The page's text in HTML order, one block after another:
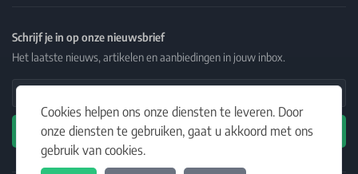
Cookies helpen ons onze diensten te leveren. Door
onze diensten te gebruiken, gaat u akkoord met ons
gebruik van cookies.
Schrijf je in op onze nieuwsbrief
Het laatste nieuws, artikelen en aanbiedingen in jouw inbox.
Email Address
Abonneren